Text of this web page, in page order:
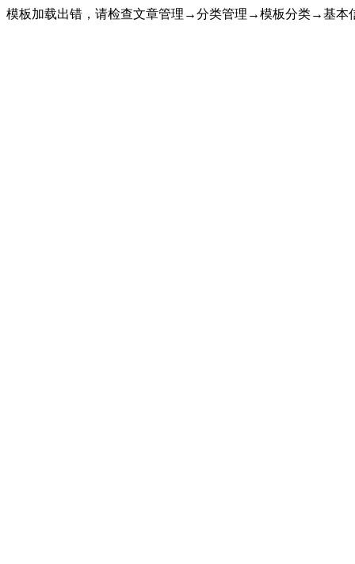
模板加载出错，请检查文章管理→分类管理→模板分类→基本